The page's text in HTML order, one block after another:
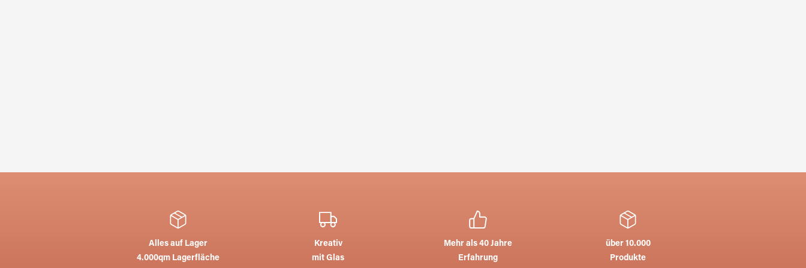
Alles auf Lager
4.000qm Lagerfläche
Kreativ
mit Glas
Mehr als 40 Jahre
Erfahrung
über 10.000
Produkte